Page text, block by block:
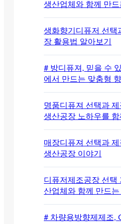
생산업체와 함께 만
생화향기디퓨저 선택
장 활용법 알아보기
# 방디퓨져, 믿을 수
에서 만드는 맞춤형
명품디퓨져 선택과
생산공장 노하우를
매장디퓨져 선택과
생산공장 이야기
디퓨저제조공장 선택
산업체와 함께 만드는
# 차량용방향제제조,